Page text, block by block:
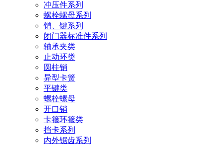
冲压件系列
螺栓螺母系列
销、键系列
闭门器标准件系列
轴承夹类
止动环类
圆柱销
异型卡簧
平键类
螺栓螺母
开口销
卡箍环箍类
挡卡系列
内外锯齿系列